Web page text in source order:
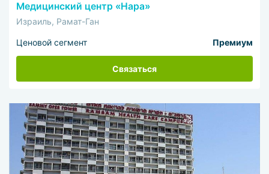
Медицинский центр «Нара»
Израиль, Рамат-Ган
Ценовой сегмент Премиум
Связаться